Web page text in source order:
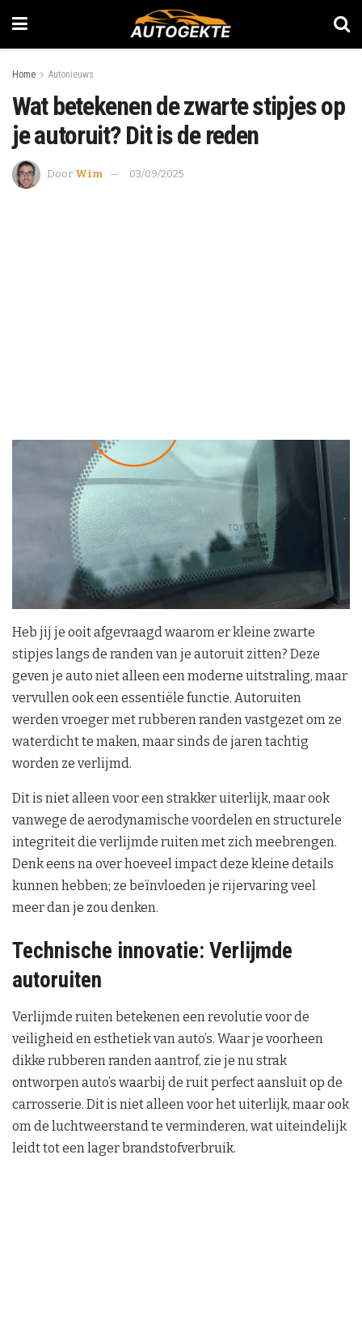
Home Autonieuws
Wat betekenen de zwarte stipjes op
je autoruit? Dit is de reden
Door Wim 03/09/2025
Heb jij je ooit afgevraagd waarom er kleine zwarte
stipjes langs de randen van je autoruit zitten? Deze
geven je auto niet alleen een moderne uitstraling, maar
vervullen ook een essentiële functie. Autoruiten
werden vroeger met rubberen randen vastgezet om ze
waterdicht te maken, maar sinds de jaren tachtig
worden ze verlijmd.
Dit is niet alleen voor een strakker uiterlijk, maar ook
vanwege de aerodynamische voordelen en structurele
integriteit die verlijmde ruiten met zich meebrengen.
Denk eens na over hoeveel impact deze kleine details
kunnen hebben; ze beïnvloeden je rijervaring veel
meer dan je zou denken.
Technische innovatie: Verlijmde
autoruiten
Verlijmde ruiten betekenen een revolutie voor de
veiligheid en esthetiek van auto’s. Waar je voorheen
dikke rubberen randen aantrof, zie je nu strak
ontworpen auto’s waarbij de ruit perfect aansluit op de
carrosserie. Dit is niet alleen voor het uiterlijk, maar ook
om de luchtweerstand te verminderen, wat uiteindelijk
leidt tot een lager brandstofverbruik.